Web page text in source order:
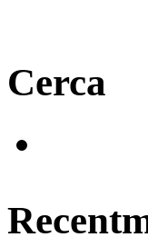
Cerca